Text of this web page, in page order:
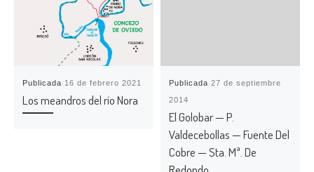
Publicada 16 de febrero 2021
Los meandros del río Nora
Publicada27 de septiembre
2014
El Golobar — P.
Valdecebollas — Fuente Del
Cobre — Sta. Mª. De